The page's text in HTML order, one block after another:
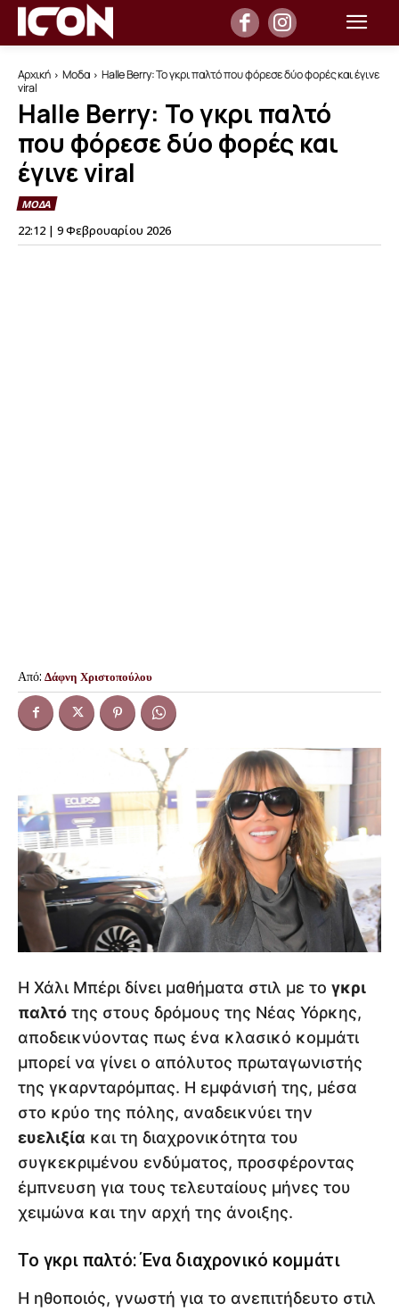
Αρχική Μοδα
Halle Berry: Το γκρι παλτό που φόρεσε δύο φορές και έγινε
viral
Halle Berry: Το γκρι παλτό
που φόρεσε δύο φορές και
έγινε viral
ΜΟΔΑ
22:12 | 9 Φεβρουαρίου 2026
Από: Δάφνη Χριστοπούλου
Η Χάλι Μπέρι δίνει μαθήματα στιλ με το γκρι
παλτό της στους δρόμους της Νέας Υόρκης,
αποδεικνύοντας πως ένα κλασικό κομμάτι
μπορεί να γίνει ο απόλυτος πρωταγωνιστής
της γκαρνταρόμπας. Η εμφάνισή της, μέσα
στο κρύο της πόλης, αναδεικνύει την
ευελιξία και τη διαχρονικότητα του
συγκεκριμένου ενδύματος, προσφέροντας
έμπνευση για τους τελευταίους μήνες του
χειμώνα και την αρχή της άνοιξης.
Το γκρι παλτό: Ένα διαχρονικό κομμάτι
Η ηθοποιός, γνωστή για το ανεπιτήδευτο στιλ